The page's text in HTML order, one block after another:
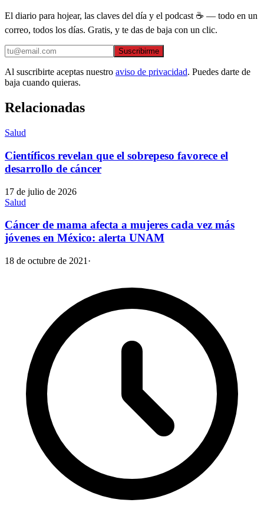
El diario para hojear, las claves del día y el podcast ☕ — todo en un
correo, todos los días. Gratis, y te das de baja con un clic.
Suscribirme
Al suscribirte aceptas nuestro aviso de privacidad. Puedes darte de
baja cuando quieras.
Relacionadas
Salud
Científicos revelan que el sobrepeso favorece el
desarrollo de cáncer
17 de julio de 2026
Salud
Cáncer de mama afecta a mujeres cada vez más
jóvenes en México: alerta UNAM
18 de octubre de 2021 ·